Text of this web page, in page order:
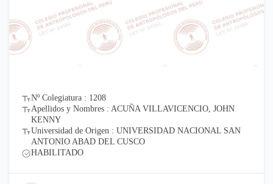
Nº Colegiatura : 1208
Apellidos y Nombres : ACUÑA VILLAVICENCIO, JOHN
KENNY
Universidad de Origen : UNIVERSIDAD NACIONAL SAN
ANTONIO ABAD DEL CUSCO
HABILITADO